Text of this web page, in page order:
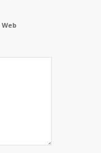
Web